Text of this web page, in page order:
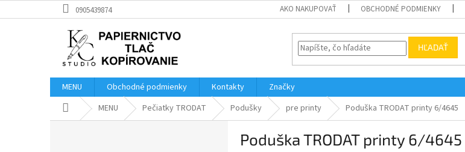
na
0905439874 AKO NAKUPOVAŤ OBCHODNÉ PODMIENKY
HĽADAŤ
MENU Obchodné podmienky Kontakty
Značky
DomovMENU Pečiatky TRODAT Podušky pre printy Poduška TRODAT printy 6/4645
Poduška TRODAT printy 6/4645